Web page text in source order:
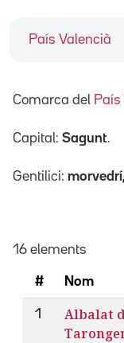
País Valencià
Comarca del País
Capital: Sagunt.
Gentilici:
16 elements
# Nom
1
Albalat